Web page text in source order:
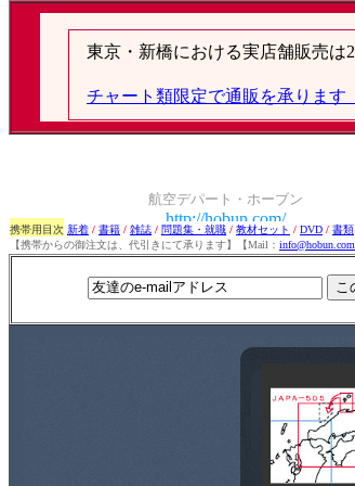
携帯用目次 新着 / 書籍 / 雑誌 / 問題集・就職 / 教材セット / DVD / 書類
【携帯からの御注文は、代引きにて承ります】【Mail： info@hobun.com